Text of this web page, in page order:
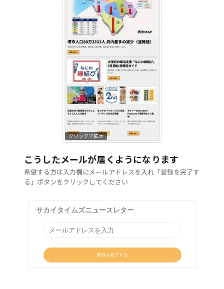
クリックで拡大
こうしたメールが届くようになります
希望する方は入力欄にメールアドレスを入れ「登録を完了す
る」ボタンをクリックしてください